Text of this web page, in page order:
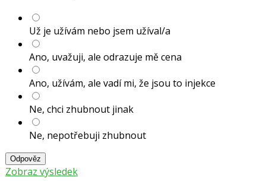
Už je užívám nebo jsem užíval/a
Ano, uvažuji, ale odrazuje mě cena
Ano, užívám, ale vadí mi, že jsou to injekce
Ne, chci zhubnout jinak
Ne, nepotřebuji zhubnout
Odpověz
Zobraz výsledek